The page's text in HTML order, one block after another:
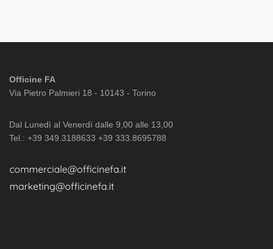
Officine FA
Via Pietro Palmieri 18 - 10143 - Torino
Dal Lunedì al Venerdì dalle 9,00 alle 13,00
Tel.: +39 349.3188633 +39 333.8695788